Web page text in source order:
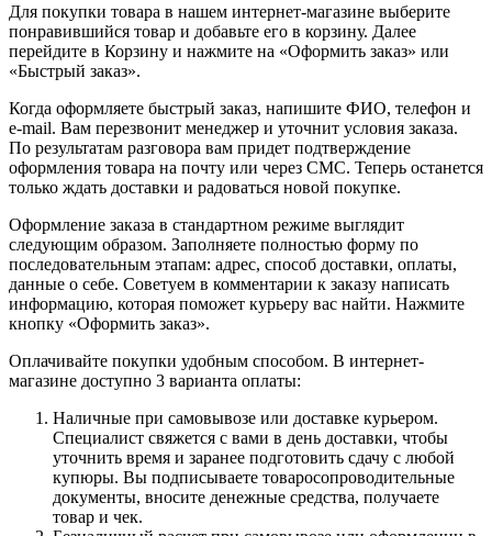
Для покупки товара в нашем интернет-магазине выберите
понравившийся товар и добавьте его в корзину. Далее
перейдите в Корзину и нажмите на «Оформить заказ» или
«Быстрый заказ».
Когда оформляете быстрый заказ, напишите ФИО, телефон и
e-mail. Вам перезвонит менеджер и уточнит условия заказа.
По результатам разговора вам придет подтверждение
оформления товара на почту или через СМС. Теперь останется
только ждать доставки и радоваться новой покупке.
Оформление заказа в стандартном режиме выглядит
следующим образом. Заполняете полностью форму по
последовательным этапам: адрес, способ доставки, оплаты,
данные о себе. Советуем в комментарии к заказу написать
информацию, которая поможет курьеру вас найти. Нажмите
кнопку «Оформить заказ».
Оплачивайте покупки удобным способом. В интернет-
магазине доступно 3 варианта оплаты:
Наличные при самовывозе или доставке курьером.
Специалист свяжется с вами в день доставки, чтобы
уточнить время и заранее подготовить сдачу с любой
купюры. Вы подписываете товаросопроводительные
документы, вносите денежные средства, получаете
товар и чек.